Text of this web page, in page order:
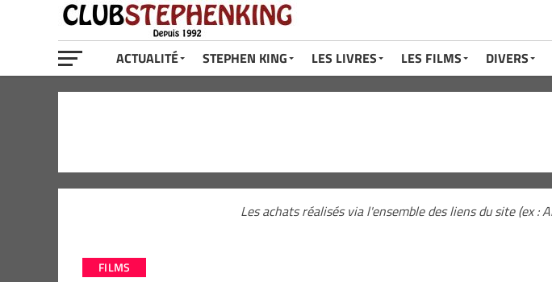
ACTUALITÉ STEPHEN KING LES LIVRES LES FILMS DIVERS
Les achats réalisés via l'ensemble des liens du site (ex :
FILMS